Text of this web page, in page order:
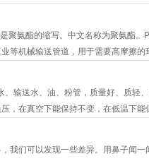
聚氨酯的缩写。中文名称为聚氨酯。
等机械输送管道，用于需要高摩擦
的满足各行业的耐磨输送要求。
、输送水、油、粉管，质量好、质轻
，在真空下能保持不变，在低温下
我们可以发现一些差异。用鼻子闻